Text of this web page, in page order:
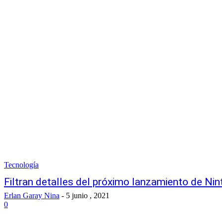
Tecnología
Filtran detalles del próximo lanzamiento de
Erlan Garay Nina - 5 junio , 2021
0